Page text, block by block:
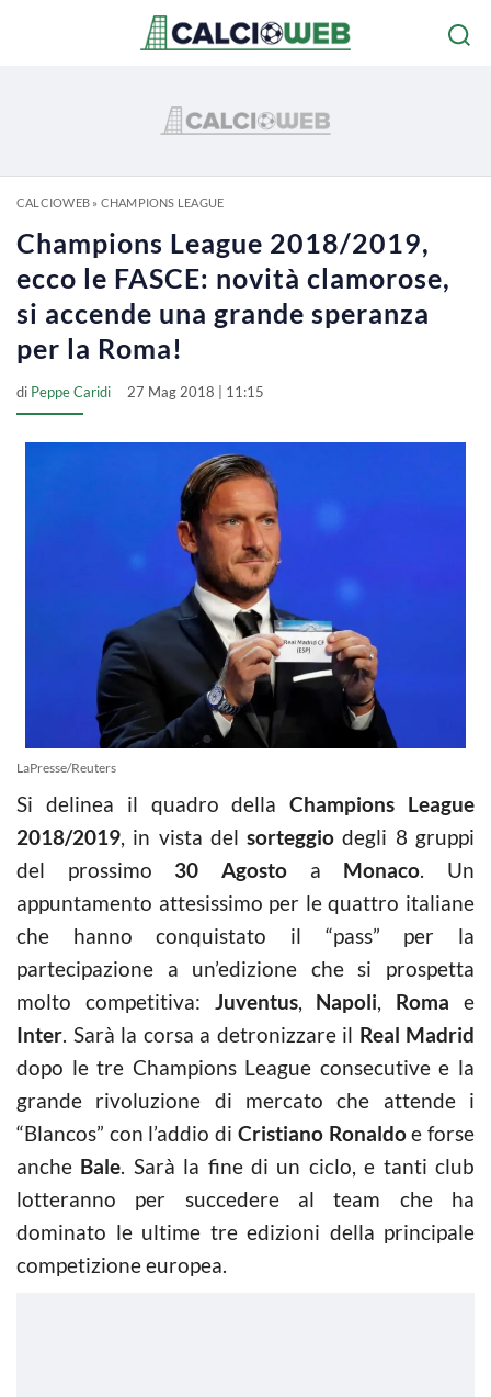
CALCIOWEB» CHAMPIONS LEAGUE
Champions League 2018/2019,
ecco le FASCE: novità clamorose,
si accende una grande speranza
per la Roma!
di Peppe Caridi 27 Mag 2018 | 11:15
LaPresse/Reuters
Si delinea il quadro dellaChampions League
2018/2019, in vista delsorteggio degli 8 gruppi
del prossimo 30 Agosto a Monaco. Un
appuntamento attesissimo per le quattro italiane
che hanno conquistato il “pass” per la
partecipazione a un’edizione che si prospetta
molto competitiva: Juventus, Napoli, Roma e
Inter. Sarà la corsa a detronizzare il Real Madrid
dopo le tre Champions League consecutive e la
grande rivoluzione di mercato che attende i
“Blancos” con l’addio di Cristiano Ronaldoe forse
anche Bale. Sarà la fine di un ciclo, e tanti club
lotteranno per succedere al team che ha
dominato le ultime tre edizioni della principale
competizione europea.